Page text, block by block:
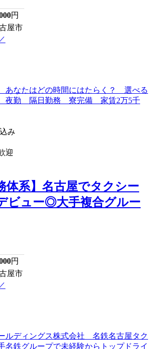
円
屋市
み
迎
体系】名古屋でタクシー
ビュー◎大手複合グルー
円
屋市